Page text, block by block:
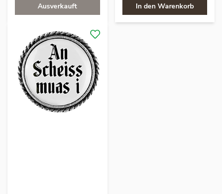
Ausverkauft In den Warenkorb